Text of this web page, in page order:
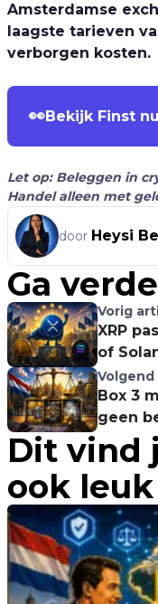
Amsterdamse
laagste tarieven
verborgen kosten.
👀Bekijk Finst nu
Let op: Beleggen in
Handel alleen met
door Heysi
Ga
Vorig
XRP
of
Box 3
geen
Dit vind
ook leuk